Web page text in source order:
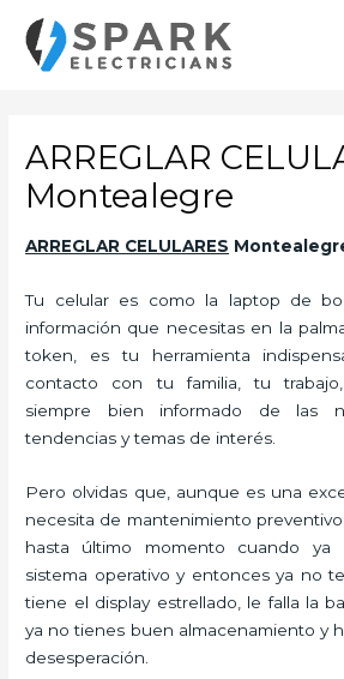
contenido
ARREGLAR
Montealegre
ARREGLAR CELULARES
Tu celular es como la laptop de
información que necesitas en la
token, es tu herramienta
contacto con tu familia, tu
siempre bien informado de las
tendencias y temas de interés.
Pero olvidas que, aunque es una
necesita de mantenimiento
hasta último momento cuando ya
sistema operativo y entonces ya no
tiene el display estrellado, le falla la
ya no tienes buen almacenamiento y
desesperación.